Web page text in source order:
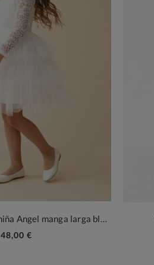
Vestido ceremonia niña Angel manga larga blanco
48,00 €